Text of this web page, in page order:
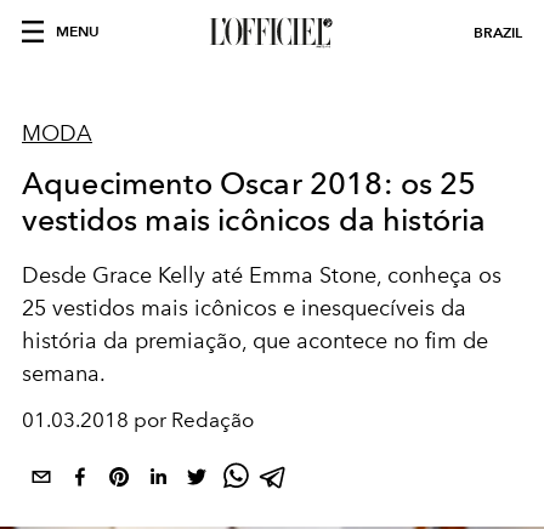
MENU BRAZIL
MODA
Aquecimento Oscar 2018: os 25
vestidos mais icônicos da história
Desde Grace Kelly até Emma Stone, conheça os
25 vestidos mais icônicos e inesquecíveis da
história da premiação, que acontece no fim de
semana.
01.03.2018 por Redação